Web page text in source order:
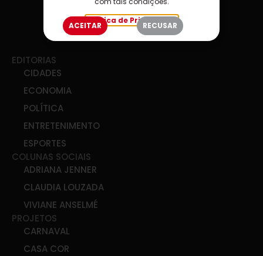
EDITORIAS
CIDADES
ECONOMIA
POLÍTICA
ENTRETENIMENTO
ESPORTES
COLUNAS SOCIAIS
ADRIANA JENNER
CLAUDIA LOUZADA
VIVIANE ANSELMÉ
PROJETOS
CARNAVAL
CASA COR
Política de Privacidade
ACEITAR RECUSAR